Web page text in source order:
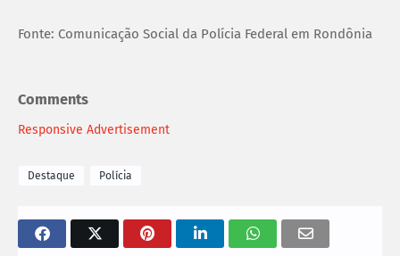
Fonte: Comunicação Social da Polícia Federal em Rondônia
Comments
Responsive Advertisement
Destaque Polícia